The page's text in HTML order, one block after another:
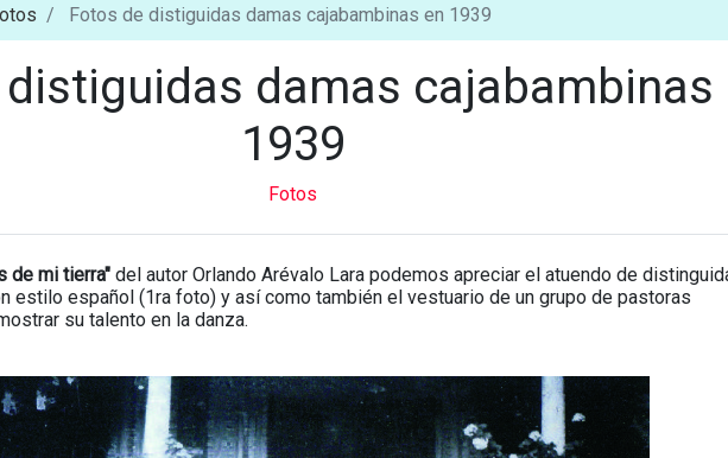
Fotos de distiguidas damas cajabambinas en 1939
damas cajabambinas
1939
Fotos
de mi tierra" del autor Orlando Arévalo Lara podemos apreciar el atuendo de
estilo español (1ra foto) y así como también el vestuario de un grupo de pastoras
su talento en la danza.